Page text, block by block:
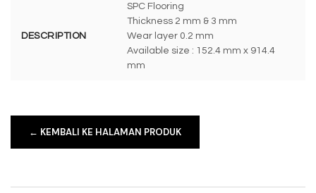
DESCRIPTION
SPC Flooring
Thickness 2 mm & 3 mm
Wear layer 0.2 mm
Available size : 152.4 mm x 914.4
mm
← KEMBALI KE HALAMAN PRODUK